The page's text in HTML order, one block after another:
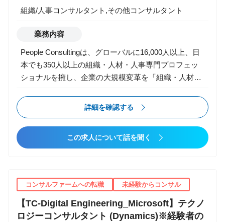
【Logistics（物流）】 ・物流拠点再編支援（荷主企
業向け） ・ロボット/DX/AIを活用した配送機能の高
度化支援
組織/人事コンサルタント,その他コンサルタント
業務内容
People Consultingは、グローバルに16,000人以上、日
本でも350人以上の組織・人材・人事専門プロフェッ
ショナルを擁し、企業の大規模変革を「組織・人材」
おいては「組織・人材」に関わる課題がボトルネック
になることが多く、人事部のみならず、CXO視点から
幅広いテーマを扱います。 その中でもPeople
ConsultingのFSO（Financial Services Organization）
FSO チームは2023年に立ち上げた新しいチームであ
り、中核メンバーとして活躍いただけるフェーズ・環
境です。 ◇支援内容（一例）◇ 金融機関のCXOや人
事部門等と共に、組織・人材・人事に関わる様々な課
詳細を確認する
この求人について話を聞く
コンサルファームへの転職 未経験からコンサル
【TC-Digital Engineering_Microsoft】テクノ
ロジーコンサルタント (Dynamics)※経験者の